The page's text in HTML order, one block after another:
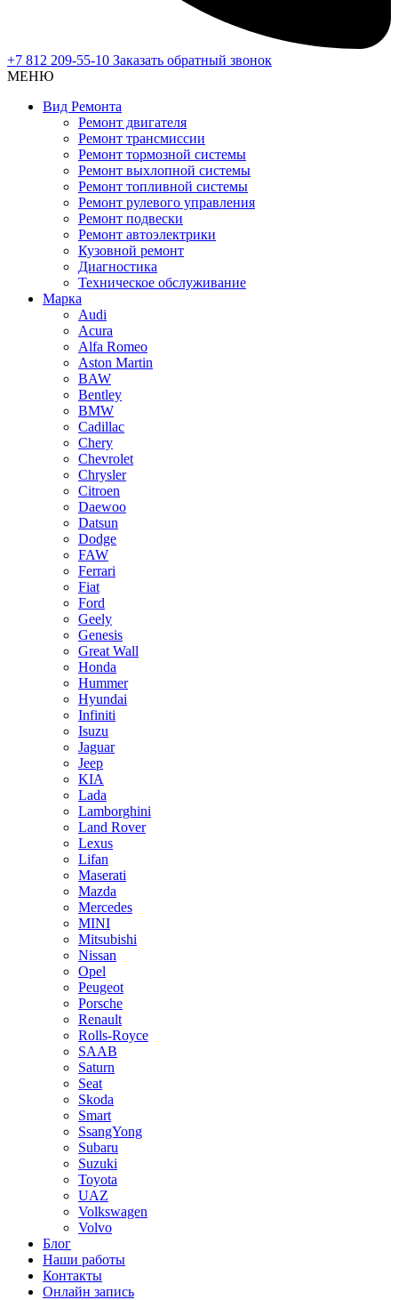
+7 812 209-55-10 Заказать обратный звонок
МЕНЮ
Вид Ремонта
Ремонт двигателя
Ремонт трансмиссии
Ремонт тормозной системы
Ремонт выхлопной системы
Ремонт топливной системы
Ремонт рулевого управления
Ремонт подвески
Ремонт автоэлектрики
Кузовной ремонт
Диагностика
Техническое обслуживание
Марка
Audi
Acura
Alfa Romeo
Aston Martin
BAW
Bentley
BMW
Cadillac
Chery
Chevrolet
Chrysler
Citroen
Daewoo
Datsun
Dodge
FAW
Ferrari
Fiat
Ford
Geely
Genesis
Great Wall
Honda
Hummer
Hyundai
Infiniti
Isuzu
Jaguar
Jeep
KIA
Lada
Lamborghini
Land Rover
Lexus
Lifan
Maserati
Mazda
Mercedes
MINI
Mitsubishi
Nissan
Opel
Peugeot
Porsche
Renault
Rolls-Royce
SAAB
Saturn
Seat
Skoda
Smart
SsangYong
Subaru
Suzuki
Toyota
UAZ
Volkswagen
Volvo
Блог
Наши работы
Контакты
Онлайн запись